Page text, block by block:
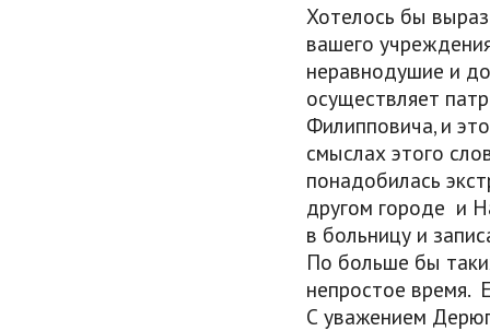
Хотелось бы
вашего
неравнодушие и
осуществляет
Филипповича, и
смыслах этого
понадобилась
другом городе и
в больницу и
По больше бы
непростое время.
С уважением